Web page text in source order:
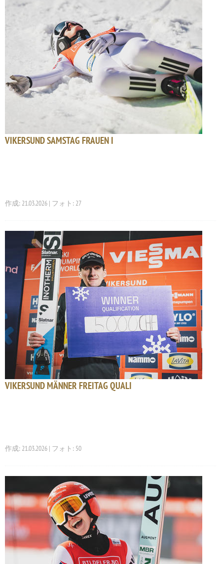
VIKERSUND SAMSTAG FRAUEN I
作成: 21.03.2026 | フォト: 27
VIKERSUND MÄNNER FREITAG QUALI
作成: 21.03.2026 | フォト: 50